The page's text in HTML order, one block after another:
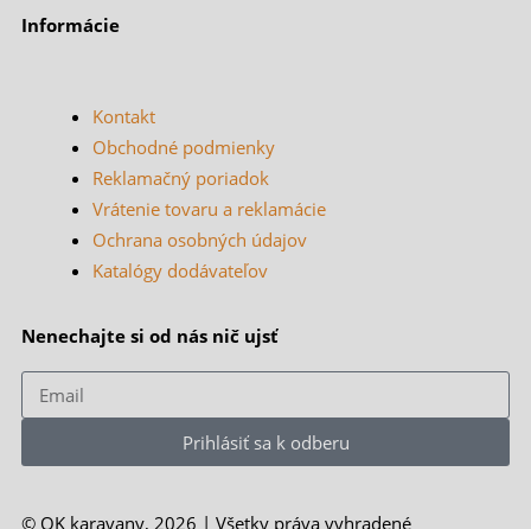
Informácie
Kontakt
Obchodné podmienky
Reklamačný poriadok
Vrátenie tovaru a reklamácie
Ochrana osobných údajov
Katalógy dodávateľov
Nenechajte si od nás nič ujsť
Email
Prihlásiť sa k odberu
© OK karavany, 2026 | Všetky práva vyhradené